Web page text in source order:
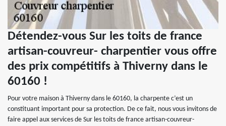
Détendez-vous Sur les toits de france
artisan-couvreur- charpentier vous offre
des prix compétitifs à Thiverny dans le
60160 !
Pour votre maison à Thiverny dans le 60160, la charpente c’est un
constituant important pour sa protection. De ce fait, nous vous invitons de
faire appel aux services de Sur les toits de france artisan-couvreur-